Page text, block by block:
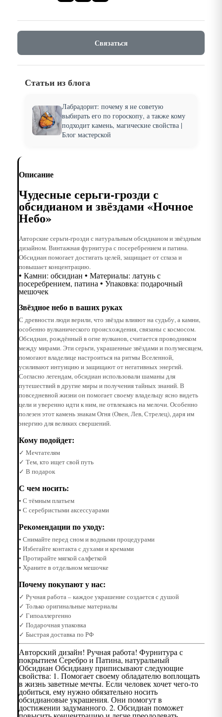
Связаться
Статьи из блога
Лабрадорит: почему я не советую
выбирать его по гороскопу, а также кому
подходит камень, магические свойства |
Блог мастерской
Описание
Чудесные серьги-грозди с
обсидианом и звёздами «Ночное
Небо»
Авторские серьги-грозди с натуральным обсидианом и звёздным
дизайном. Винтажная фурнитура с посеребрением и патина.
Обсидиан помогает достигать целей, защищает от сглаза и
повышает концентрацию.
• Камни: обсидиан • Материалы: латунь с
посеребрением, патина • Упаковка: подарочный
мешочек
Звёздное небо в ваших руках
С древности люди верили, что звёзды влияют на судьбу, а камни,
особенно вулканического происхождения, связаны с космосом.
Обсидиан, рождённый в огне вулканов, считается проводником
между мирами. Эти серьги, украшенные звёздами и полумесяцем,
помогают владелице настроиться на ритмы Вселенной,
усиливают интуицию и защищают от негативных энергий.
Согласно легендам, обсидиан использовали шаманы для
путешествий в другие миры и получения тайных знаний. В
повседневной жизни он помогает своему владельцу ясно видеть
цели и уверенно идти к ним, не отвлекаясь на мелочи. Особенно
полезен этот камень знакам Огня (Овен, Лев, Стрелец), даря им
энергию для великих свершений.
Кому подойдет:
✓ Мечтателям
✓ Тем, кто ищет свой путь
✓ В подарок
С чем носить:
• С тёмным платьем
• С серебристыми аксессуарами
Рекомендации по уходу:
• Снимайте перед сном и водными процедурами
• Избегайте контакта с духами и кремами
• Протирайте мягкой салфеткой
• Храните в отдельном мешочке
Почему покупают у нас:
✓ Ручная работа – каждое украшение создается с душой
✓ Только оригинальные материалы
✓ Гипоаллергенно
✓ Подарочная упаковка
✓ Быстрая доставка по РФ
Авторский дизайн! Ручная работа! Фурнитура с
покрытием Серебро и Патина, натуральный
Обсидиан Обсидиану приписывают следующие
свойства: 1. Помогает своему обладателю воплощать
в жизнь заветные мечты. Если человек хочет чего-то
добиться, ему нужно обязательно носить
обсидиановые украшения. Они помогут в
достижении задуманного. 2. Обсидиан поможет